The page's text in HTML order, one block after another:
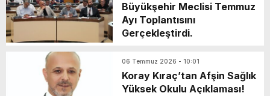
Büyükşehir Meclisi Temmuz
Ayı Toplantısını
Gerçekleştirdi.
06 Temmuz 2026 - 10:01
Koray Kıraç’tan Afşin Sağlık
Yüksek Okulu Açıklaması!